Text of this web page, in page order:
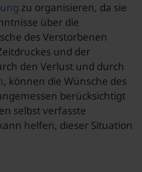
zu organisieren, da sie
über die
des Verstorbenen
und der
den Verlust und durch
, können die Wünsche des
berücksichtigt
selbst verfasste
helfen, dieser Situation